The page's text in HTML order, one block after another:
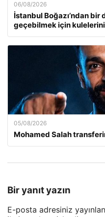
06/08/2026
İstanbul Boğazı’ndan
geçebilmek için kulelerini
05/08/2026
Mohamed Salah
Bir yanıt yazın
E-posta adresiniz